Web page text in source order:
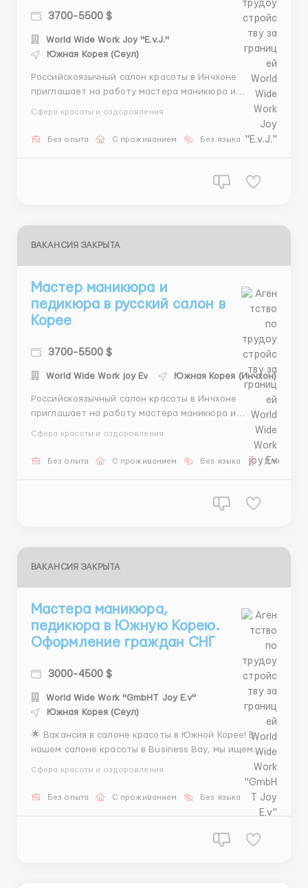
3700-5500 $
World Wide Work Joy "E.v.J."
Южная Корея (Сеул)
Российскоязычный салон красоты в Инчхоне
приглашает на работу мастера маникюра и
работы: 5 дней в неделю. Зарплата: от 3800$ в
Сфера красоты и оздоровления
Без опыта С проживанием Без языка
ВАКАНСИЯ ЗАКРЫТА
Мастер маникюра и
педикюра в русский салон в
Корее
3700-5500 $
World Wide Work joy Ev Южная Корея (Инчхон)
Российскоязычный салон красоты в Инчхоне
приглашает на работу мастера маникюра и
работы: 5 дней в неделю. Зарплата: от 3800$ в
Сфера красоты и оздоровления
Без опыта С проживанием Без языка Для
ВАКАНСИЯ ЗАКРЫТА
Мастера маникюра,
педикюра в Южную Корею.
Оформление граждан СНГ
3000-4500 $
World Wide Work "GmbHT Joy E.v"
Южная Корея (Сеул)
🌟 Вакансия в салоне красоты в Южной Корее! В
нашем салоне красоты в Business Bay, мы ищем
опытных мастеров маникюра и педикюра с русским
заработная плата от 2500 до 4500$ в месяц, с
возможностью получения комиссии при выполнении
Сфера красоты и оздоровления
Без опыта С проживанием Без языка